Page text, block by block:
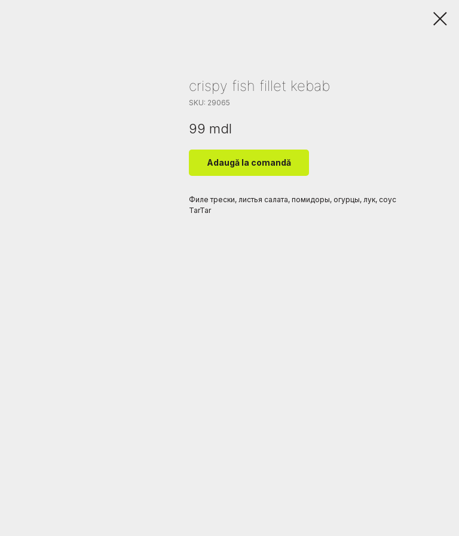
crispy fish fillet kebab
SKU: 29065
99 mdl
Adaugă la comandă
Филе трески, листья салата, помидоры, огурцы, лук, соус
TarTar